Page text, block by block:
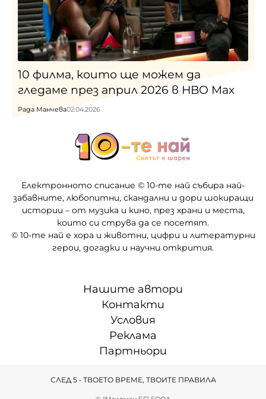
10 филма, които ще можем да
гледаме през април 2026 в HBO Max
Рада Манчева02.04.2026
Електронното списание © 10-те най събира най-
забавните, любопитни, скандални и дори шокиращи
истории – от музика и кино, през храни и места,
които си струва да се посетят.
© 10-те най е хора и животни, цифри и литературни
герои, догадки и научни открития.
Нашите автори
Контакти
Условия
Реклама
Партньори
СЛЕД 5 • ТВОЕТО ВРЕМЕ, ТВОИТЕ ПРАВИЛА